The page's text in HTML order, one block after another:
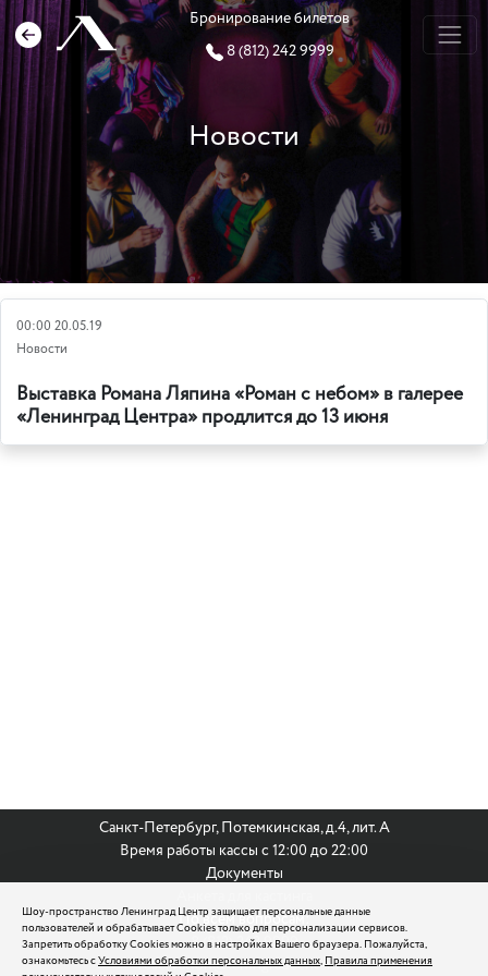
Шоу-пространство Ленинград Центр защищает персональные данные
пользователей и обрабатывает Cookies только для персонализации сервисов.
Запретить обработку Cookies можно в настройках Вашего браузера. Пожалуйста,
ознакомьтесь сУсловиями обработки персональных данных,Правила применения
Бронирование билетов
8 (812) 242 9999
Новости
00:00 20.05.19
Новости
Выставка Романа Ляпина «Роман с небом» в галерее
«Ленинград Центра» продлится до 13 июня
Санкт-Петербург, Потемкинская, д.4, лит. А
Время работы кассы с 12:00 до 22:00
Документы
По всем вопросам:
8 (812) 242 9999
reservation@leningradcenter.ru